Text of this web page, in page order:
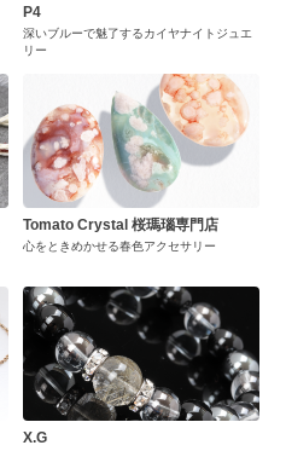
P4
深いブルーで魅了するカイヤナイトジュエ
リー
Tomato Crystal 桜瑪瑙専門店
心をときめかせる春色アクセサリー
X.G